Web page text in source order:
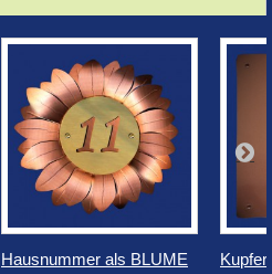
Hausnummer als BLUME